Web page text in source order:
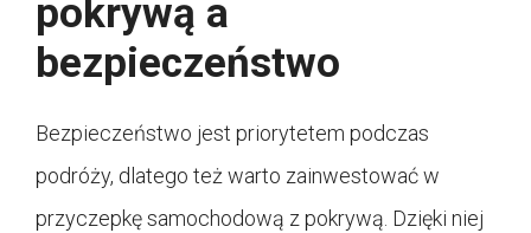
pokrywą a
bezpieczeństwo
Bezpieczeństwo jest priorytetem podczas
podróży, dlatego też warto zainwestować w
przyczepkę samochodową z pokrywą. Dzięki niej